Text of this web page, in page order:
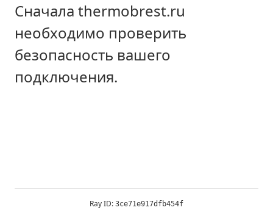
Сначала thermobrest.ru
необходимо проверить
безопасность вашего
подключения.
Ray ID: 3ce71e917dfb454f